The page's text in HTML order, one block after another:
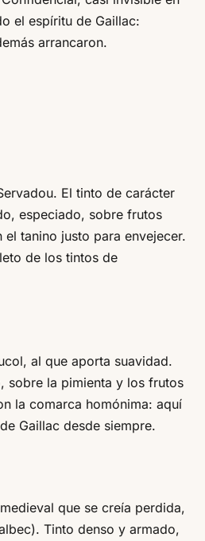
el espíritu de Gaillac:
arrancaron.
El tinto de carácter
especiado, sobre frutos
tanino justo para envejecer.
de los tintos de
al que aporta suavidad.
sobre la pimienta y los frutos
la comarca homónima: aquí
Gaillac desde siempre.
que se creía perdida,
Tinto denso y armado,